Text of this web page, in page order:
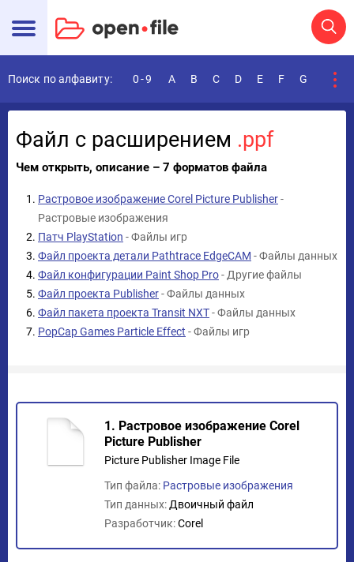
Поиск по алфавиту: 0-9 A B C D E F G
Файл с расширением .ppf
Чем открыть, описание – 7 форматов файла
Растровое изображение Corel Picture Publisher-
Растровые изображения
Патч PlayStation - Файлы игр
Файл проекта детали Pathtrace EdgeCAM - Файлы данных
Файл конфигурации Paint Shop Pro- Другие файлы
Файл проекта Publisher- Файлы данных
Файл пакета проекта Transit NXT- Файлы данных
PopCap Games Particle Effect - Файлы игр
1. Растровое изображение Corel
Picture Publisher
Picture Publisher Image File
Тип файла: Растровые изображения
Тип данных: Двоичный файл
Разработчик:Corel